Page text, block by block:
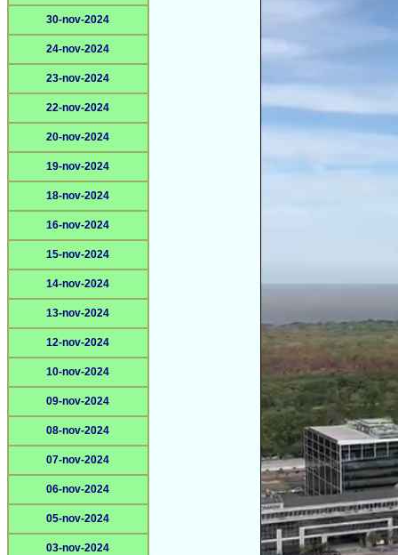
30-nov-2024
24-nov-2024
23-nov-2024
22-nov-2024
20-nov-2024
19-nov-2024
18-nov-2024
16-nov-2024
15-nov-2024
14-nov-2024
13-nov-2024
12-nov-2024
10-nov-2024
09-nov-2024
08-nov-2024
07-nov-2024
06-nov-2024
05-nov-2024
03-nov-2024